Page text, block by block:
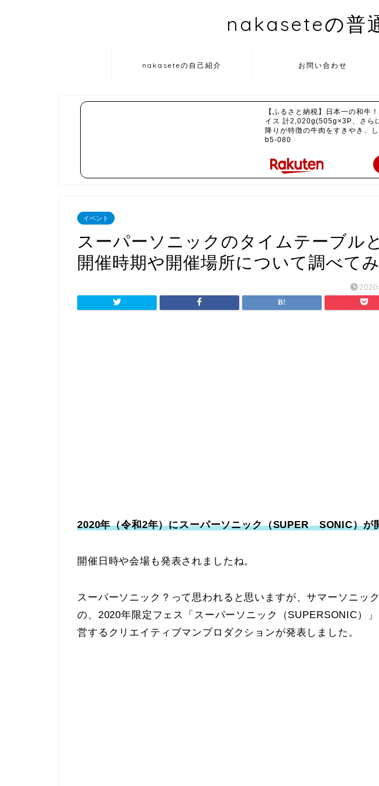
nakaseteの普
nakaseteの自己紹介 お問い合わせ
【ふるさと納税】日本一の和牛
イス 計2,020g(505g×3P、さら
降りが特徴の牛肉をすきやき、
b5-080
イベント
スーパーソニックのタイムテーブル
開催時期や開催場所について調べて
2020
2020年（令和2年）にスーパーソニック（SUPER SONIC）が
開催日時や会場も発表されましたね。
スーパーソニック？って思われると思いますが、サマーソニッ
の、2020年限定フェス「スーパーソニック（SUPERSONIC）
営するクリエイティブマンプロダクションが発表しました。